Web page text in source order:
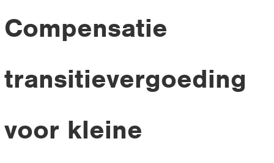
Compensatie
transitievergoeding
voor kleine